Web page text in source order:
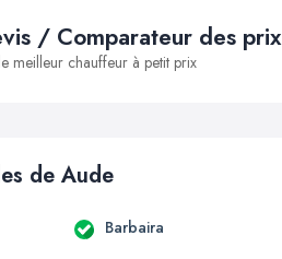
/ Comparateur des prix
meilleur chauffeur à petit prix
de Aude
Barbaira